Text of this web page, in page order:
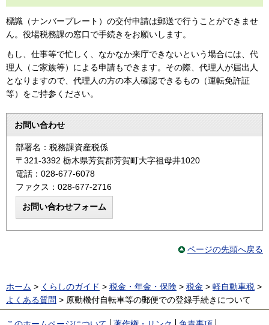
標識（ナンバープレート）の交付申請は郵送で行うことができませ
ん。役場税務課の窓口で手続きをお願いします。
もし、仕事等で忙しく、なかなか来庁できないという場合には、代
理人（ご家族等）による申請もできます。その際、代理人が届出人
となりますので、代理人の方の本人確認できるもの（運転免許証
等）をご持参ください。
お問い合わせ
部署名：税務課資産税係
〒321-3392 栃木県芳賀郡芳賀町大字祖母井1020
電話：028-677-6078
ファクス：028-677-2716
ページの先頭へ戻る
ホーム > くらしのガイド > 税金・年金・保険 > 税金 > 軽自動車税 >
よくある質問 > 原動機付自転車等の郵便での登録手続きについて